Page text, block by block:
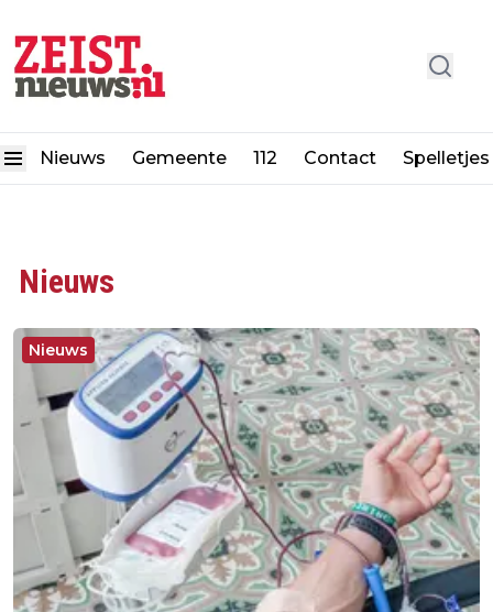
Nieuws Gemeente 112 Contact Spelletjes
Nieuws
Nieuws